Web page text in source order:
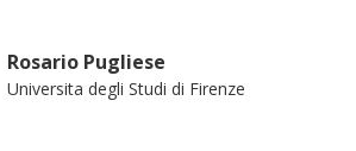
Rosario Pugliese
Universita degli Studi di Firenze